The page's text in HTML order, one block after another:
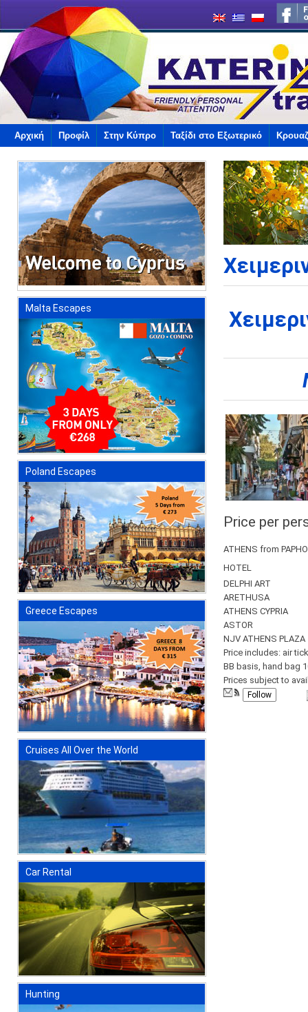
Αρχική Προφίλ Στην Κύπρο Ταξίδι στο Εξωτερικό
Malta Escapes
Poland Escapes
Greece Escapes
Cruises All Over the World
Car Rental
Hunting
Price per
ATHENS from
HOTEL
DELPHI ART
ARETHUSA
ATHENS CYPRIA
ASTOR
NJV ATHENS PLAZA
Price includes: air
BB basis, hand bag
Prices subject to
Follow